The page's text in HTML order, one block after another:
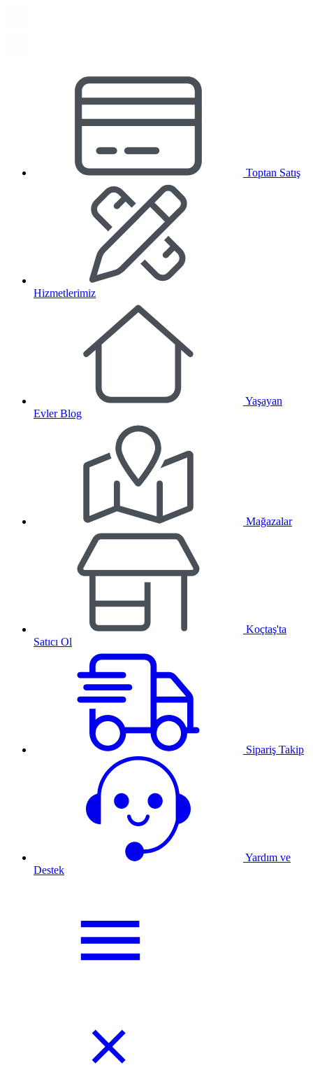
Toptan Satış
Hizmetlerimiz
Yaşayan
Evler Blog
Mağazalar
Koçtaş'ta
Satıcı Ol
Sipariş Takip
Yardım ve
Destek